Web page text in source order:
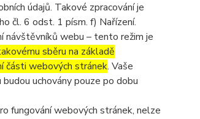
údajů. Takové zpracování je
čl. 6 odst. 1 písm. f) Nařízení.
návštěvníků webu – tento režim je
sběru na základě
části webových stránek. Vaše
uchovány pouze po dobu
fungování webových stránek, nelze